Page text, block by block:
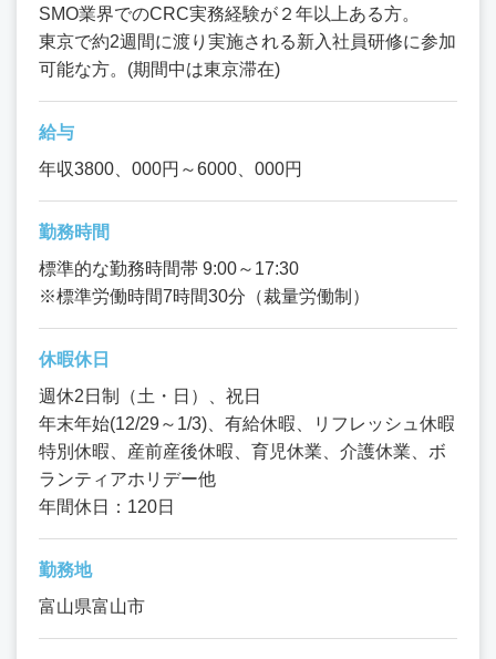
SMO業界でのCRC実務経験が２年以上ある方。
東京で約2週間に渡り実施される新入社員研修に参加
可能な方。(期間中は東京滞在)
給与
年収3800、000円～6000、000円
勤務時間
標準的な勤務時間帯 9:00～17:30
※標準労働時間7時間30分（裁量労働制）
休暇休日
週休2日制（土・日）、祝日
年末年始(12/29～1/3)、有給休暇、リフレッシュ休暇
特別休暇、産前産後休暇、育児休業、介護休業、ボ
ランティアホリデー他
年間休日：120日
勤務地
富山県富山市